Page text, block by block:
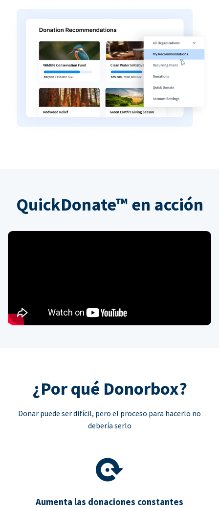
QuickDonate™ en acción
¿Por qué Donorbox?
Donar puede ser difícil, pero el proceso para hacerlo no
debería serlo
Aumenta las donaciones constantes